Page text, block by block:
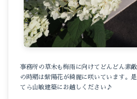
事務所の草木も梅雨に向けてどんどん素
の時期は紫陽花が綺麗に咲いています。
てら山敏建築にお越しください♪